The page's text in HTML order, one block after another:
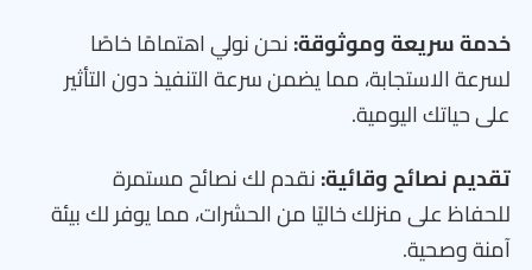
خدمة سريعة وموثوقة:نحن نولي اهتمامًا خاصًا
لسرعة الاستجابة، مما يضمن سرعة التنفيذ دون التأثير
على حياتك اليومية.
تقديم نصائح وقائية:نقدم لك نصائح مستمرة
للحفاظ على منزلك خاليًا من الحشرات، مما يوفر لك بيئة
آمنة وصحية.